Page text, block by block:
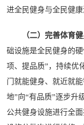
进全民健身与全民健康
（二）完善体育
础设施是全民健身的
项、提品质”，持续优
门就能健身、就近就
地”向“有品质”逐步升
公共健身设施进行全